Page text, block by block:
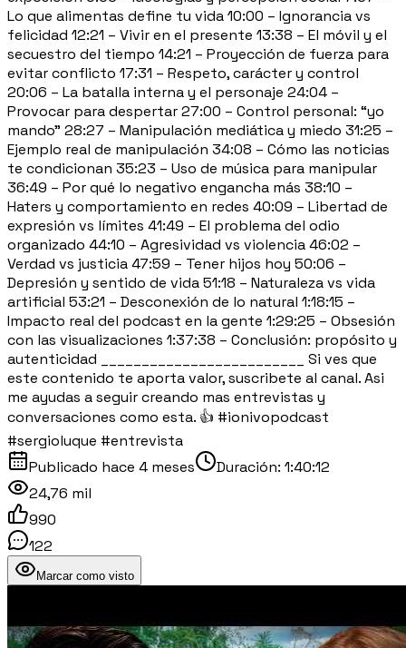
Lo que alimentas define tu vida 10:00 – Ignorancia vs
felicidad 12:21 – Vivir en el presente 13:38 – El móvil y el
secuestro del tiempo 14:21 – Proyección de fuerza para
evitar conflicto 17:31 – Respeto, carácter y control
20:06 – La batalla interna y el personaje 24:04 –
Provocar para despertar 27:00 – Control personal: “yo
mando” 28:27 – Manipulación mediática y miedo 31:25 –
Ejemplo real de manipulación 34:08 – Cómo las noticias
te condicionan 35:23 – Uso de música para manipular
36:49 – Por qué lo negativo engancha más 38:10 –
Haters y comportamiento en redes 40:09 – Libertad de
expresión vs límites 41:49 – El problema del odio
organizado 44:10 – Agresividad vs violencia 46:02 –
Verdad vs justicia 47:59 – Tener hijos hoy 50:06 –
Depresión y sentido de vida 51:18 – Naturaleza vs vida
artificial 53:21 – Desconexión de lo natural 1:18:15 –
Impacto real del podcast en la gente 1:29:25 – Obsesión
con las visualizaciones 1:37:38 – Conclusión: propósito y
autenticidad _________________________ Si ves que
este contenido te aporta valor, suscribete al canal. Asi
me ayudas a seguir creando mas entrevistas y
conversaciones como esta. 👍 #ionivopodcast
#sergioluque #entrevista
Publicado hace 4 meses Duración: 1:40:12
24,76 mil
990
122
Marcar como visto